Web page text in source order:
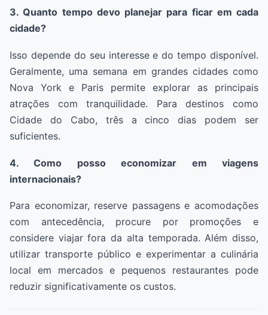
3. Quanto tempo devo planejar para ficar em cada
cidade?
Isso depende do seu interesse e do tempo disponível.
Geralmente, uma semana em grandes cidades como
Nova York e Paris permite explorar as principais
atrações com tranquilidade. Para destinos como
Cidade do Cabo, três a cinco dias podem ser
suficientes.
4. Como posso economizar em viagens
internacionais?
Para economizar, reserve passagens e acomodações
com antecedência, procure por promoções e
considere viajar fora da alta temporada. Além disso,
utilizar transporte público e experimentar a culinária
local em mercados e pequenos restaurantes pode
reduzir significativamente os custos.